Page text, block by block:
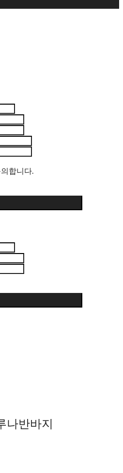
합니다.
나반바지